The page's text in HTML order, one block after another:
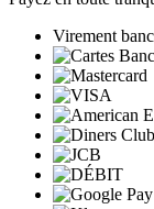
Virement